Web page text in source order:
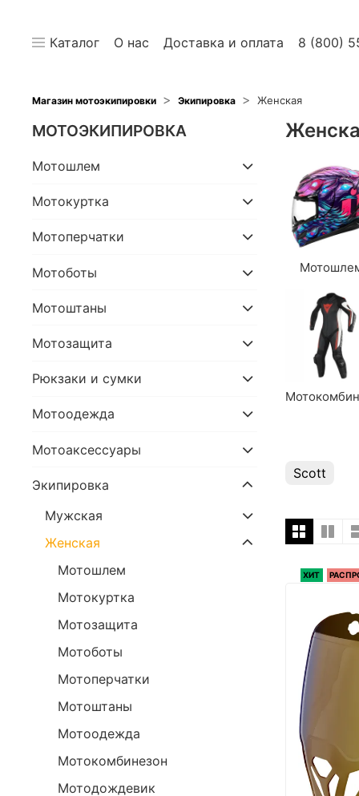
Каталог О нас Доставка и оплата 8 (800)
Магазин мотоэкипировки Экипировка Женская
Scott
ХИТ
МОТОЭКИПИРОВКА
Мотошлем
Мотокуртка
Мотоперчатки
Мотоботы
Мотоштаны
Мотозащита
Рюкзаки и сумки
Мотоодежда
Мотоаксессуары
Экипировка
Мужская
Женская
Мотошлем
Мотокуртка
Мотозащита
Мотоботы
Мотоперчатки
Мотоштаны
Мотоодежда
Мотокомбинезон
Мотодождевик